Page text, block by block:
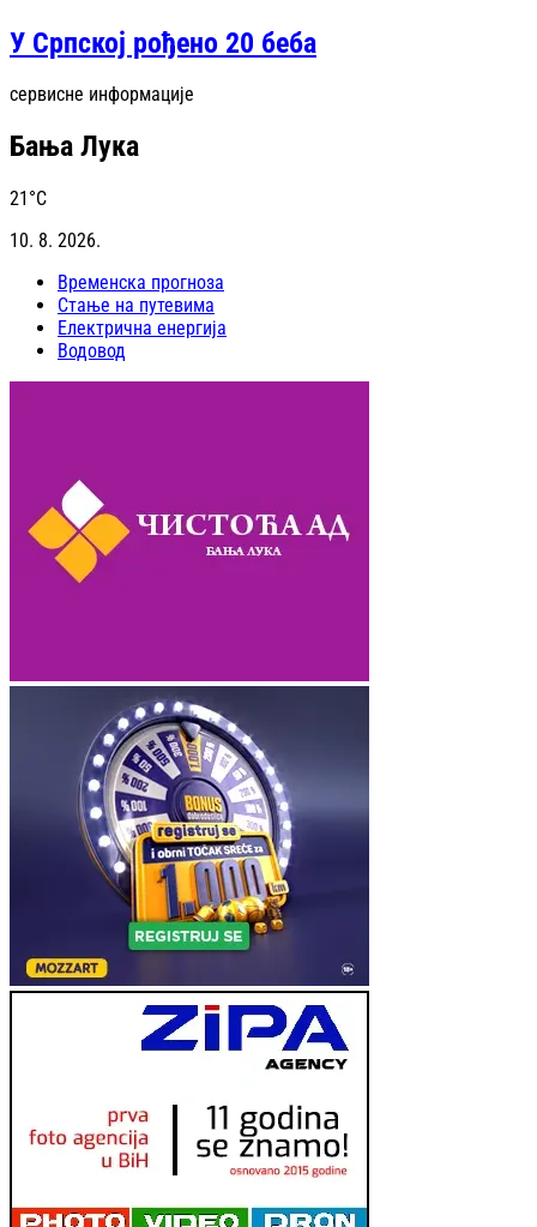
У Српској рођено 20 беба
сервисне информације
Бања Лука
21 °C
10. 8. 2026.
Временска прогноза
Стање на путевима
Електрична енергија
Водовод